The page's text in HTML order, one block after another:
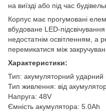
на виїзді або під час
Корпус має прогумовані
вбудоване LED-
недостатнім освітленням, а
перемикатися між
Характеристики:
Тип: акумуляторний ударний
Тип живлення: від
Напруга: 48V
Ємність акумулятора: 5.0Ah